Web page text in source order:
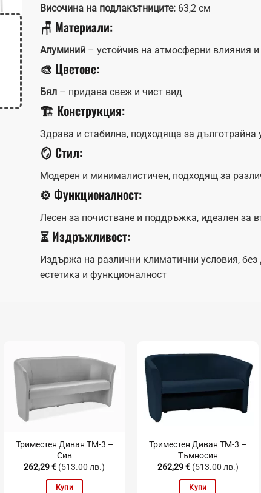
Височина на подлакътниците: 63,2 см
🪑 Материали:
Алуминий – устойчив на атмосферни влияния и
🎨 Цветове:
Бял – придава свеж и чист вид
🏗️ Конструкция:
Здрава и стабилна, подходяща за дълготрайна
🪞 Стил:
Модерен и минималистичен, подходящ за
⚙️ Функционалност:
Лесен за почистване и поддръжка, идеален за
⏳ Издръжливост:
Издържа на различни климатични условия, без
естетика и функционалност
Триместен Диван TM-3 –
Сив
262,29€ (513.00 лв.)
Купи
Триместен Диван TM-3 –
Тъмносин
262,29€ (513.00 лв.)
Купи